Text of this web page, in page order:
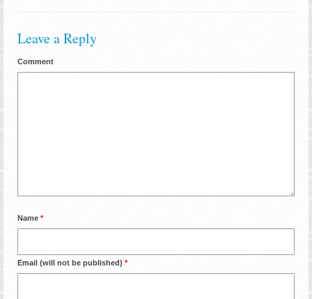
Leave a Reply
Comment
Name *
Email (will not be published) *